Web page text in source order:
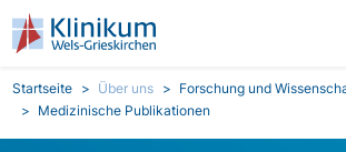
Direkt zum Inhalt
Pfadnavigation
Startseite Über uns
Forschung und
Medizinische Publikationen